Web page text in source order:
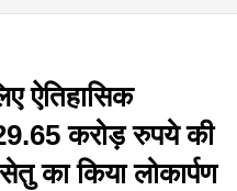
ऐतिहासिक
करोड़ रुपये की
का किया लोकार्पण